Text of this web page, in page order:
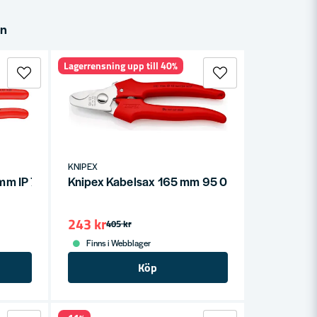
IP 7401-160
KNIPEX
Knipex Kabelsax 165 mm 95 05 165
405 kr
243 kr
Finns i Webblager
Köp
Lagerrensning upp till 40%